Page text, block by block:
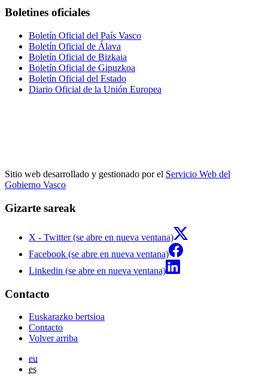
Boletines oficiales
Boletín Oficial del País Vasco
Boletín Oficial de Álava
Boletín Oficial de Bizkaia
Boletín Oficial de Gipuzkoa
Boletín Oficial del Estado
Diario Oficial de la Unión Europea
Sitio web desarrollado y gestionado por el Servicio Web del
Gobierno Vasco
Gizarte sareak
X - Twitter (se abre en nueva ventana)
Facebook (se abre en nueva ventana)
Linkedin (se abre en nueva ventana)
Contacto
Euskarazko bertsioa
Contacto
Volver arriba
eu
es